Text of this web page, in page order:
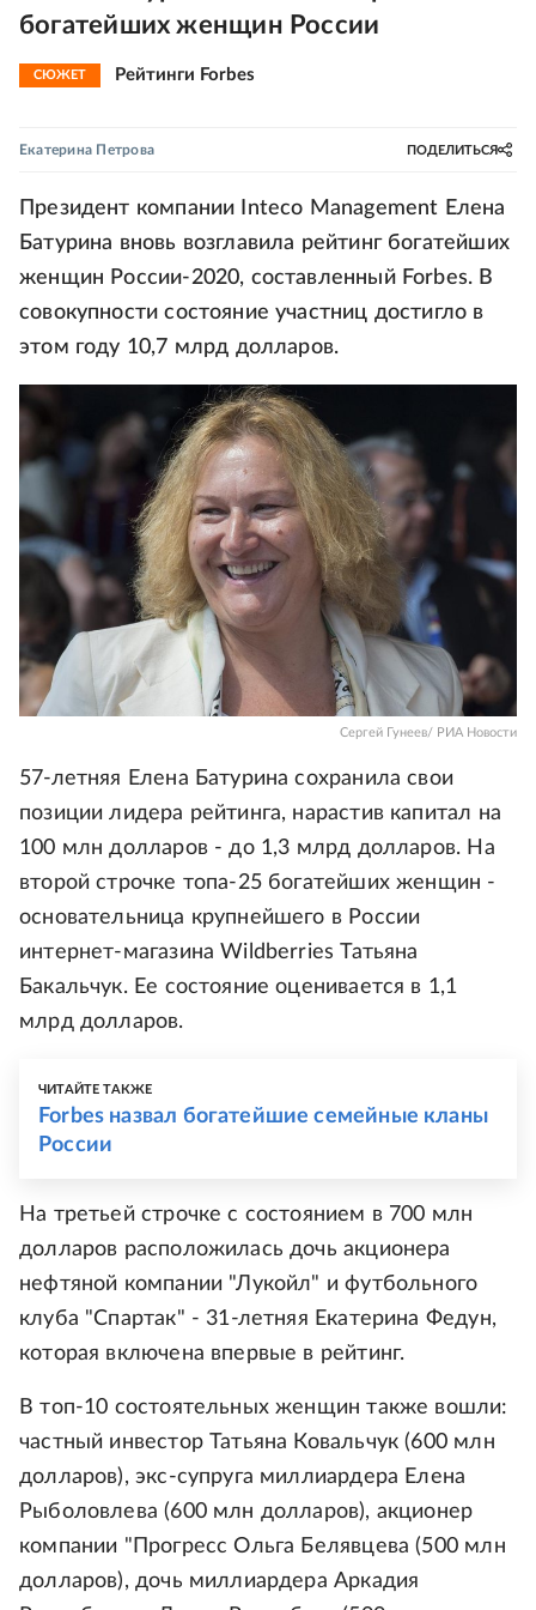
богатейших женщин России
СЮЖЕТ Рейтинги Forbes
Екатерина Петрова ПОДЕЛИТЬСЯ
Президент компании Inteco Management Елена
Батурина вновь возглавила рейтинг богатейших
женщин России-2020, составленный Forbes. В
совокупности состояние участниц достигло в
этом году 10,7 млрд долларов.
Сергей Гунеев/ РИА Новости
57-летняя Елена Батурина сохранила свои
позиции лидера рейтинга, нарастив капитал на
100 млн долларов - до 1,3 млрд долларов. На
второй строчке топа-25 богатейших женщин -
основательница крупнейшего в России
интернет-магазина Wildberries Татьяна
Бакальчук. Ее состояние оценивается в 1,1
млрд долларов.
ЧИТАЙТЕ ТАКЖЕ
Forbes назвал богатейшие семейные кланы
России
На третьей строчке с состоянием в 700 млн
долларов расположилась дочь акционера
нефтяной компании "Лукойл" и футбольного
клуба "Спартак" - 31-летняя Екатерина Федун,
которая включена впервые в рейтинг.
В топ-10 состоятельных женщин также вошли:
частный инвестор Татьяна Ковальчук (600 млн
долларов), экс-супруга миллиардера Елена
Рыболовлева (600 млн долларов), акционер
компании "Прогресс Ольга Белявцева (500 млн
долларов), дочь миллиардера Аркадия